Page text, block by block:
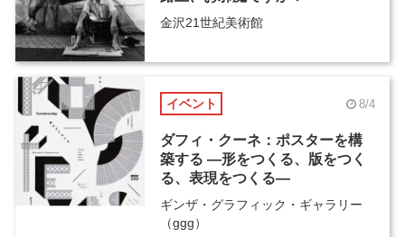
金沢21世紀美術館
イベント 8/4
ダフィ・クーネ：ポスターを構
築する ―形をつくる、版をつく
る、表現をつくる―
ギンザ・グラフィック・ギャラリー
（ggg）